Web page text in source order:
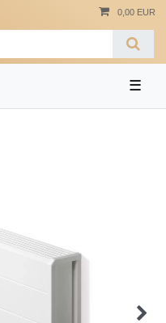
0,00 EUR
☰